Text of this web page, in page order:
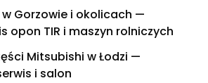
Gorzowie i okolicach —
opon TIR i maszyn rolniczych
Mitsubishi w Łodzi —
i salon